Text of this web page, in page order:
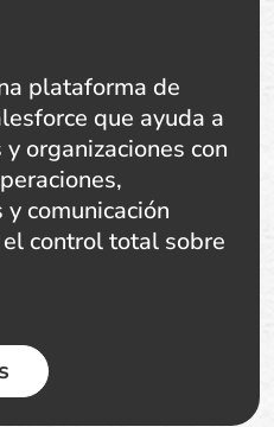
plataforma de
que ayuda a
organizaciones con
comunicación
control total sobre